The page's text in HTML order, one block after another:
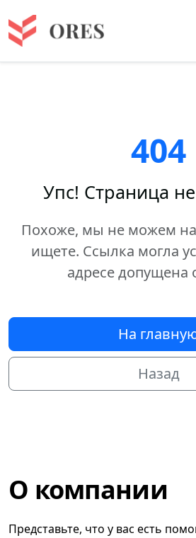
404
Упс! Страница
Похоже, мы не можем
ищете. Ссылка могла
адресе допущена
На
Назад
О компании
Представьте, что у вас есть